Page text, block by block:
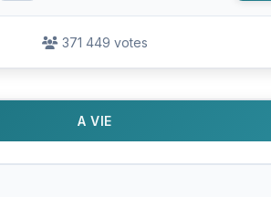
371 449 votes
A VIE